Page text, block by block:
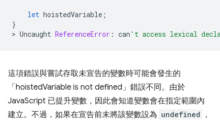
let hoistedVariable ;
}
> Uncaught ReferenceError : can 't access lexical
這項錯誤與嘗試存取未宣告的變數時可能會發生的
「hoistedVariable is not defined」錯誤不同。由於
JavaScript 已提升變數，因此會知道變數會在指定範圍內
建立。不過，如果在宣告前未將該變數設為 undefined
，